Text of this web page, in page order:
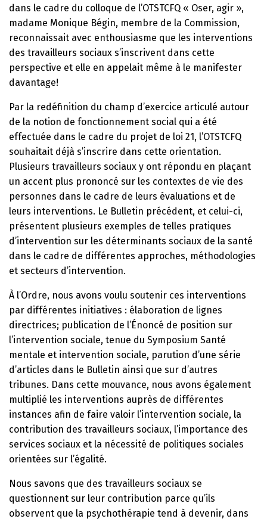
dans le cadre du colloque de l’OTSTCFQ « Oser, agir »,
madame Monique Bégin, membre de la Commission,
reconnaissait avec enthousiasme que les interventions
des travailleurs sociaux s’inscrivent dans cette
perspective et elle en appelait même à le manifester
davantage!
Par la redéfinition du champ d’exercice articulé autour
de la notion de fonctionnement social qui a été
effectuée dans le cadre du projet de loi 21, l’OTSTCFQ
souhaitait déjà s’inscrire dans cette orientation.
Plusieurs travailleurs sociaux y ont répondu en plaçant
un accent plus prononcé sur les contextes de vie des
personnes dans le cadre de leurs évaluations et de
leurs interventions. Le Bulletin précédent, et celui-ci,
présentent plusieurs exemples de telles pratiques
d’intervention sur les déterminants sociaux de la santé
dans le cadre de différentes approches, méthodologies
et secteurs d’intervention.
À l’Ordre, nous avons voulu soutenir ces interventions
par différentes initiatives : élaboration de lignes
directrices; publication de l’Énoncé de position sur
l’intervention sociale, tenue du Symposium Santé
mentale et intervention sociale, parution d’une série
d’articles dans le Bulletin ainsi que sur d’autres
tribunes. Dans cette mouvance, nous avons également
multiplié les interventions auprès de différentes
instances afin de faire valoir l’intervention sociale, la
contribution des travailleurs sociaux, l’importance des
services sociaux et la nécessité de politiques sociales
orientées sur l’égalité.
Nous savons que des travailleurs sociaux se
questionnent sur leur contribution parce qu’ils
observent que la psychothérapie tend à devenir, dans